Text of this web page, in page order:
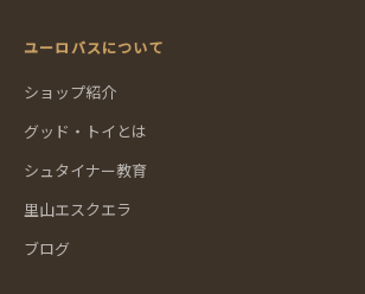
ユーロバスについて
ショップ紹介
グッド・トイとは
シュタイナー教育
里山エスクエラ
ブログ